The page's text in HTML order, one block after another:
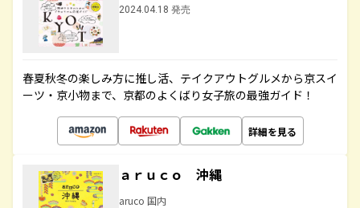
2024.04.18 発売
春夏秋冬の楽しみ方に推し活、テイクアウトグルメから京スイ
ーツ・京小物まで、京都のよくばり女子旅の最強ガイド！
詳細を見る
ａｒｕｃｏ 沖縄
aruco 国内